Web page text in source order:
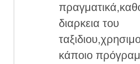
διαρκεια του
κάποιο